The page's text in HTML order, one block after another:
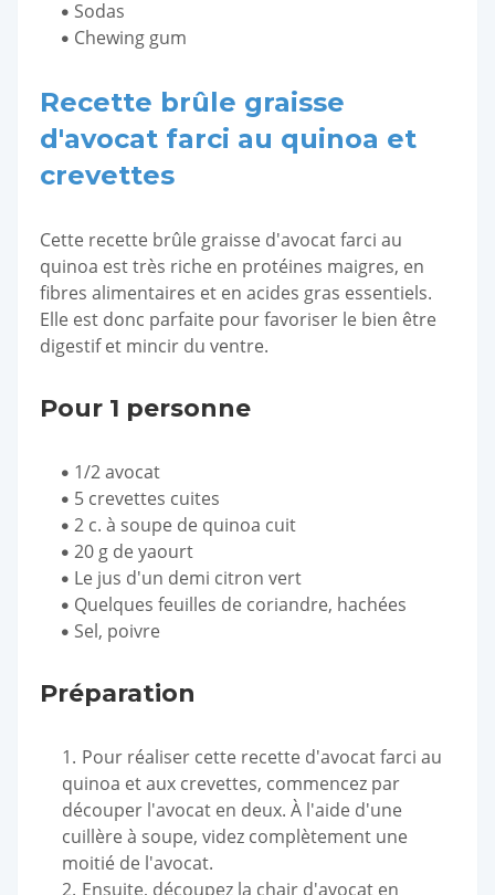
Sodas
Chewing gum
Recette brûle graisse
d'avocat farci au quinoa et
crevettes
Cette recette brûle graisse d'avocat farci au
quinoa est très riche en protéines maigres, en
fibres alimentaires et en acides gras essentiels.
Elle est donc parfaite pour favoriser le bien être
digestif et mincir du ventre.
Pour 1 personne
1/2 avocat
5 crevettes cuites
2 c. à soupe de quinoa cuit
20 g de yaourt
Le jus d'un demi citron vert
Quelques feuilles de coriandre, hachées
Sel, poivre
Préparation
Pour réaliser cette recette d'avocat farci au
quinoa et aux crevettes, commencez par
découper l'avocat en deux. À l'aide d'une
cuillère à soupe, videz complètement une
moitié de l'avocat.
Ensuite, découpez la chair d'avocat en